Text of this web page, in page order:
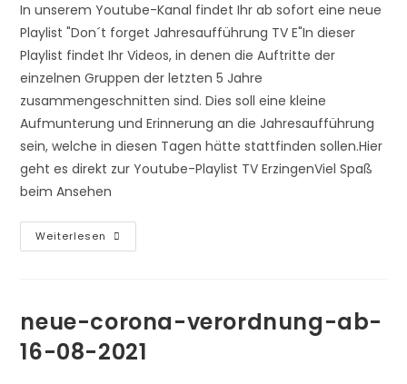
In unserem Youtube-Kanal findet Ihr ab sofort eine neue
Playlist "Don´t forget Jahresaufführung TV E"In dieser
Playlist findet Ihr Videos, in denen die Auftritte der
einzelnen Gruppen der letzten 5 Jahre
zusammengeschnitten sind. Dies soll eine kleine
Aufmunterung und Erinnerung an die Jahresaufführung
sein, welche in diesen Tagen hätte stattfinden sollen.Hier
geht es direkt zur Youtube-Playlist TV ErzingenViel Spaß
beim Ansehen
Weiterlesen Don-
T-
neue-corona-verordnung-ab-
16-08-2021